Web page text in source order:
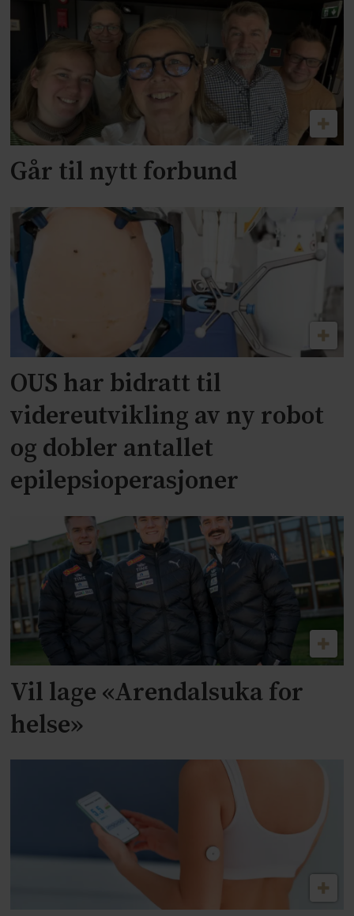
Går til nytt forbund
OUS har bidratt til
videreutvikling av ny robot
og dobler antallet
epilepsioperasjoner
Vil lage «Arendalsuka for
helse»